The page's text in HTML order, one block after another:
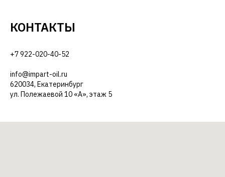
КОНТАКТЫ
+7 922-020-40-52
info@impart-oil.ru
620034, Екатеринбург
ул. Полежаевой 10 «А», этаж 5